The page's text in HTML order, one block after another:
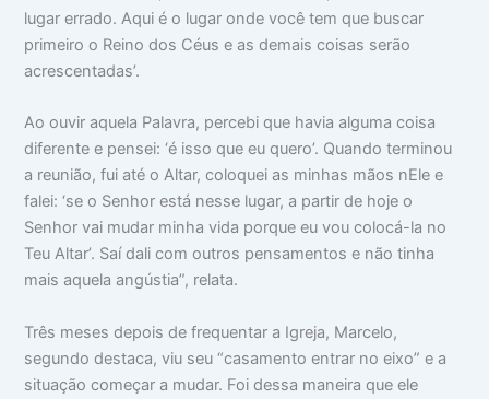
lugar errado. Aqui é o lugar onde você tem que buscar
primeiro o Reino dos Céus e as demais coisas serão
acrescentadas’.
Ao ouvir aquela Palavra, percebi que havia alguma coisa
diferente e pensei: ‘é isso que eu quero’. Quando terminou
a reunião, fui até o Altar, coloquei as minhas mãos nEle e
falei: ‘se o Senhor está nesse lugar, a partir de hoje o
Senhor vai mudar minha vida porque eu vou colocá-la no
Teu Altar’. Saí dali com outros pensamentos e não tinha
mais aquela angústia”, relata.
Três meses depois de frequentar a Igreja, Marcelo,
segundo destaca, viu seu “casamento entrar no eixo” e a
situação começar a mudar. Foi dessa maneira que ele